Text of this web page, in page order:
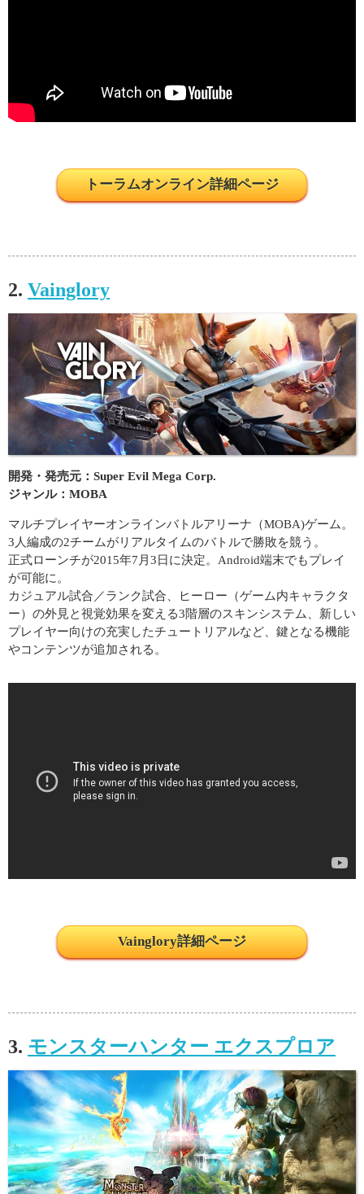
トーラムオンライン詳細ページ
2. Vainglory
開発・発売元：Super Evil Mega Corp.
ジャンル：MOBA
マルチプレイヤーオンラインバトルアリーナ（MOBA)ゲーム。
3人編成の2チームがリアルタイムのバトルで勝敗を競う。
正式ローンチが2015年7月3日に決定。Android端末でもプレイ
が可能に。
カジュアル試合／ランク試合、ヒーロー（ゲーム内キャラクタ
ー）の外見と視覚効果を変える3階層のスキンシステム、新しい
プレイヤー向けの充実したチュートリアルなど、鍵となる機能
やコンテンツが追加される。
Vainglory詳細ページ
3. モンスターハンター エクスプロア